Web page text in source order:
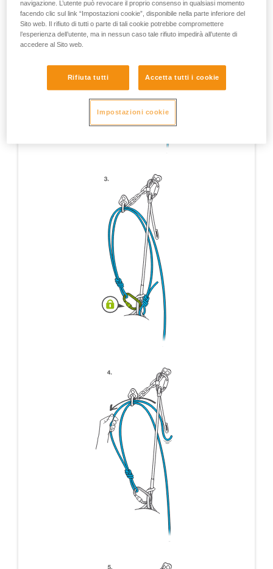
navigazione. L’utente può revocare il proprio consenso in qualsiasi momento
facendo clic sul link “Impostazioni cookie”, disponibile nella parte inferiore del
Sito web. Il rifiuto di tutti o parte di tali cookie potrebbe compromettere
l’esperienza dell’utente, ma in nessun caso tale rifiuto impedirà all’utente di
accedere al Sito web.
Rifiuta tutti Accetta tutti i cookie
Impostazioni cookie